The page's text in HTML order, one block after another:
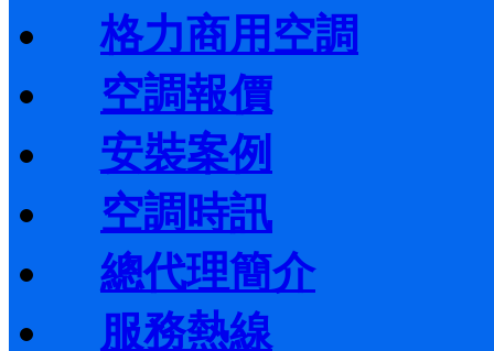
格力商用空調
空調報價
安裝案例
空調時訊
總代理簡介
服務熱線